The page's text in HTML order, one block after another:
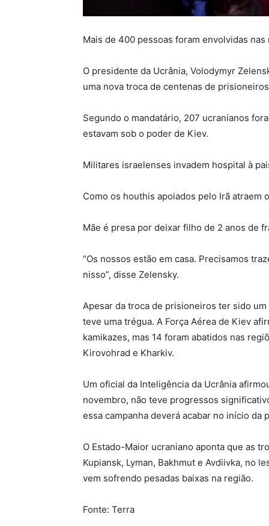
Mais de 400 pessoas foram envolvidas nas
O presidente da Ucrânia, Volodymyr
uma nova troca de centenas de
Segundo o mandatário, 207 ucranianos
estavam sob o poder de Kiev.
Militares israelenses invadem hospital à
Como os houthis apoiados pelo Irã atraem
Mãe é presa por deixar filho de 2 anos de
“Os nossos estão em casa. Precisamos
nisso”, disse Zelensky.
Apesar da troca de prisioneiros ter sido
teve uma trégua. A Força Aérea de Kiev
kamikazes, mas 14 foram abatidos nas
Kirovohrad e Kharkiv.
Um oficial da Inteligência da Ucrânia
novembro, não teve progressos
essa campanha deverá acabar no início da
O Estado-Maior ucraniano aponta que as
Kupiansk, Lyman, Bakhmut e Avdiivka, no
vem sofrendo pesadas baixas na região.
Fonte: Terra